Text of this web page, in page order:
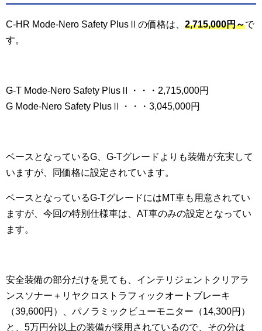
C-HR Mode-Nero Safety PlusⅡの価格は、 2,715,000円～で
す。
G-T Mode-Nero Safety PlusⅡ・・・2,715,000円
G Mode-Nero Safety PlusⅡ・・・3,045,000円
ベースとなっているG、G-Tグレードよりも装備が充実して
いますが、同価格に設定されています。
ベースとなっているG-TグレードにはMT車も用意されてい
ますが、今回の特別仕様車は、AT車のみの設定となってい
ます。
安全装備の部分だけを見ても、インテリジェントクリアラ
ンスソナー＋リヤクロストラフィックオートブレーキ
（39,600円）、パノラミックビューモニター（14,300円）
と、5万円分以上の装備が採用されているので、その分は